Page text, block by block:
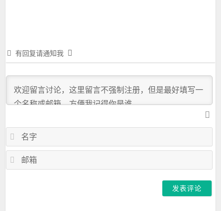
有回复请通知我